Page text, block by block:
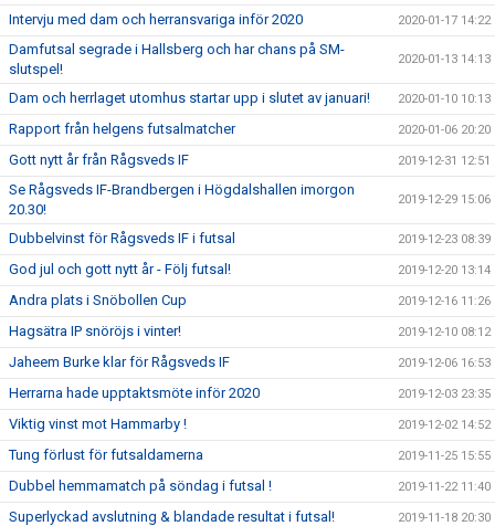
Intervju med dam och herransvariga inför 2020 2020-01-17 14:22
Damfutsal segrade i Hallsberg och har chans på SM-
slutspel!
2020-01-13 14:13
Dam och herrlaget utomhus startar upp i slutet av januari! 2020-01-10 10:13
Rapport från helgens futsalmatcher 2020-01-06 20:20
Gott nytt år från Rågsveds IF 2019-12-31 12:51
Se Rågsveds IF-Brandbergen i Högdalshallen imorgon
20.30!
2019-12-29 15:06
Dubbelvinst för Rågsveds IF i futsal 2019-12-23 08:39
God jul och gott nytt år - Följ futsal! 2019-12-20 13:14
Andra plats i Snöbollen Cup 2019-12-16 11:26
Hagsätra IP snöröjs i vinter! 2019-12-10 08:12
Jaheem Burke klar för Rågsveds IF 2019-12-06 16:53
Herrarna hade upptaktsmöte inför 2020 2019-12-03 23:35
Viktig vinst mot Hammarby ! 2019-12-02 14:52
Tung förlust för futsaldamerna 2019-11-25 15:55
Dubbel hemmamatch på söndag i futsal ! 2019-11-22 11:40
Superlyckad avslutning & blandade resultat i futsal! 2019-11-18 20:30